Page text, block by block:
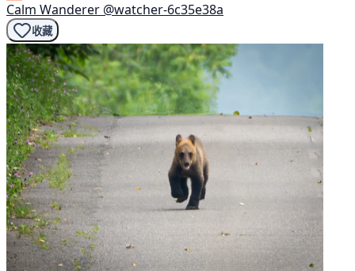
Calm Wanderer @watcher-6c35e38a
收藏